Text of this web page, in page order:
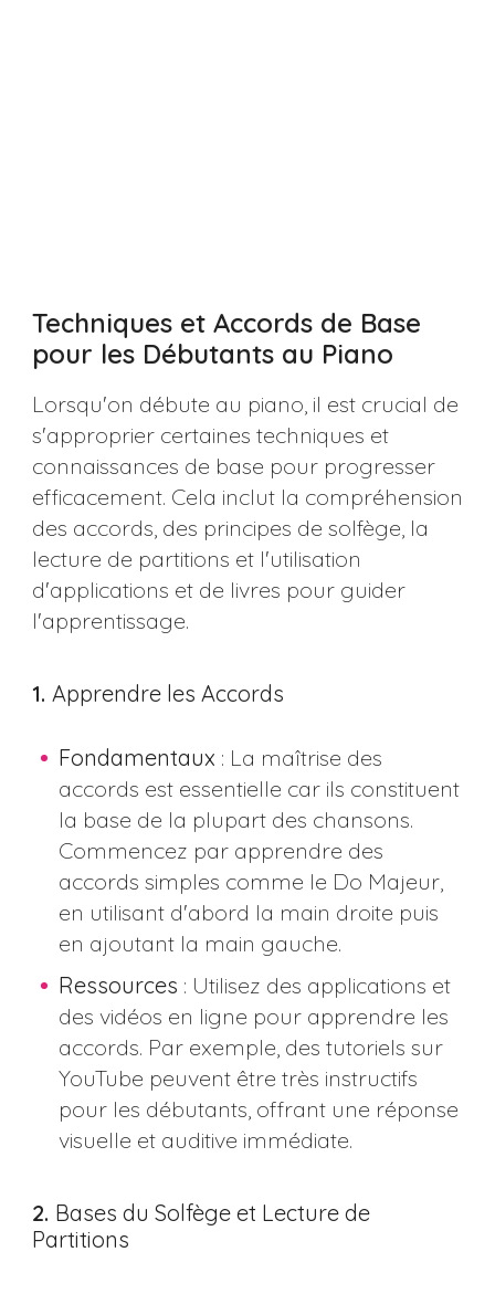
Techniques et Accords de Base
pour les Débutants au Piano
Lorsqu'on débute au piano, il est crucial de
s'approprier certaines techniques et
connaissances de base pour progresser
efficacement. Cela inclut la compréhension
des accords, des principes de solfège, la
lecture de partitions et l'utilisation
d'applications et de livres pour guider
l'apprentissage.
1. Apprendre les Accords
Fondamentaux : La maîtrise des
accords est essentielle car ils constituent
la base de la plupart des chansons.
Commencez par apprendre des
accords simples comme le Do Majeur,
en utilisant d'abord la main droite puis
en ajoutant la main gauche.
Ressources : Utilisez des applications et
des vidéos en ligne pour apprendre les
accords. Par exemple, des tutoriels sur
YouTube peuvent être très instructifs
pour les débutants, offrant une réponse
visuelle et auditive immédiate​​.
2. Bases du Solfège et Lecture de
Partitions